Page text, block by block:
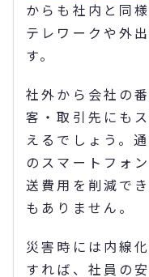
からも社内と同
テレワークや外
す。
社外から会社の
客・取引先にも
えるでしょう。
のスマートフォ
送費用を削減で
もありません。
災害時には内線
すれば、社員の